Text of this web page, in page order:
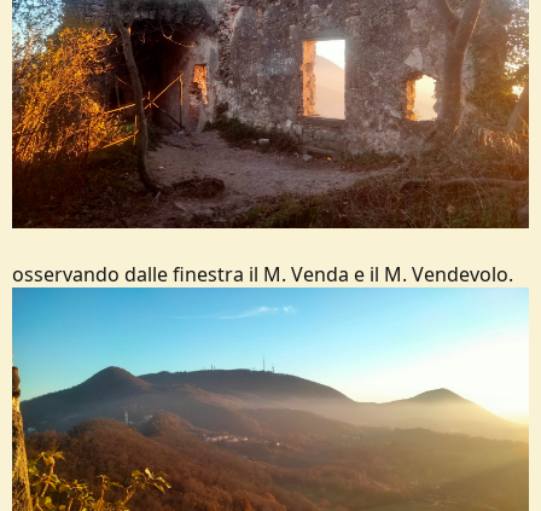
osservando dalle finestra il M. Venda e il M. Vendevolo.